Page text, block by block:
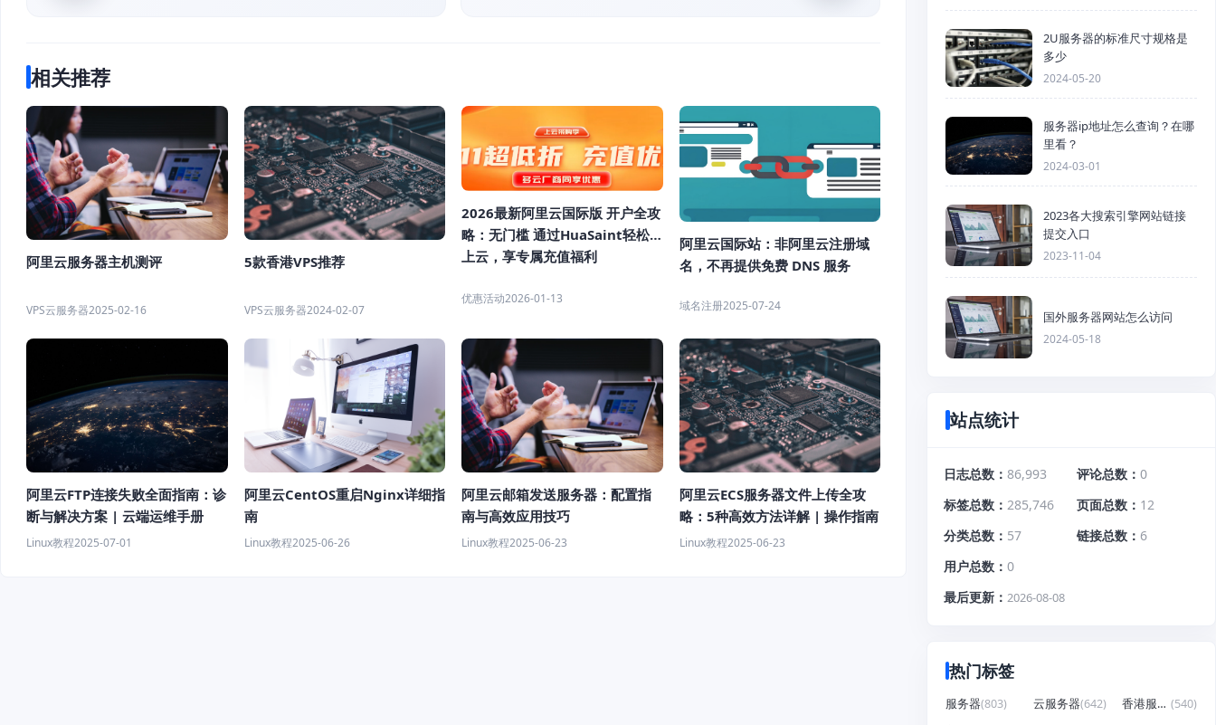
相关推荐
阿里云服务器主机测评
VPS云服务器2025-02-16
5款香港VPS推荐
VPS云服务器2024-02-07
2026最新阿里云国际版 开户全攻
略：无门槛 通过HuaSaint轻松
上云，享专属充值福利
优惠活动2026-01-13
阿里云国际站：非阿里云注册域
名，不再提供免费 DNS 服务
域名注册2025-07-24
阿里云FTP连接失败全面指南：诊
断与解决方案 | 云端运维手册
Linux教程2025-07-01
阿里云CentOS重启Nginx详细指
南
Linux教程2025-06-26
阿里云邮箱发送服务器：配置指
南与高效应用技巧
Linux教程2025-06-23
阿里云ECS服务器文件上传全攻
略：5种高效方法详解 | 操作指南
Linux教程2025-06-23
2U服务器的标准尺寸规格是
多少
2024-05-20
服务器ip地址怎么查询？在哪
里看？
2024-03-01
2023各大搜索引擎网站链接
提交入口
2023-11-04
国外服务器网站怎么访问
2024-05-18
站点统计
日志总数 86,993 评论总数
0
标签总数
285,746 页面总数
12
分类总数
57 链接总数
6
用户总数
0
最后更新
2026-08-08
热门标签
服务器(803) 云服务器(642) 香港服务器 (540)